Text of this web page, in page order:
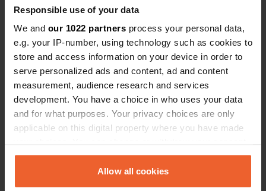
Responsible use of your data
We and our 1022 partners process your personal data,
e.g. your IP-number, using technology such as cookies to
store and access information on your device in order to
serve personalized ads and content, ad and content
measurement, audience research and services
development. You have a choice in who uses your data
and for what purposes. Your privacy choices are only
applicable on this digital property where you have made
any time from the Cookie Declaration or by clicking on
the Privacy trigger icon.Allow all cookies
Passer àPRO+
pour toutes les coordonnées PRO+
Carte
Afficher sur la carte
Site web